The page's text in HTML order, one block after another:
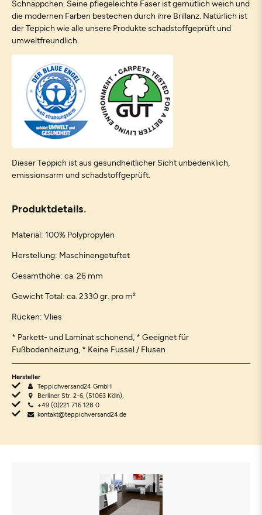
Schnäppchen. Seine pflegeleichte Faser ist gemütlich weich und
die modernen Farben bestechen durch ihre Brillanz. Natürlich ist
der Teppich wie alle unsere Produkte schadstoffgeprüft und
umweltfreundlich.
Dieser Teppich ist aus gesundheitlicher Sicht unbedenklich,
emissionsarm und schadstoffgeprüft.
Produktdetails
Material: 100% Polypropylen
Herstellung: Maschinengetuftet
Gesamthöhe: ca. 26 mm
Gewicht Total: ca. 2330 gr. pro m²
Rücken: Vlies
* Parkett- und Laminat schonend, * Geeignet für
Fußbodenheizung, * Keine Fussel / Flusen
Hersteller
Teppichversand24 GmbH
Berliner Str. 2-6, (51063 Köln),
+49 (0)221 716 128 0
kontakt@teppichversand24.de